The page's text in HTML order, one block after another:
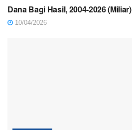
Dana Bagi Hasil, 2004-2026 (Miliar)
10/04/2026